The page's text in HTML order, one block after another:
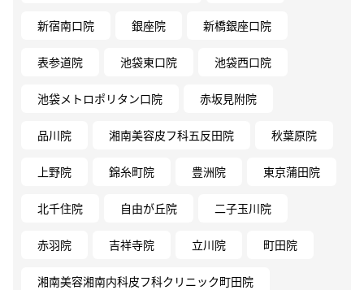
新宿南口院 銀座院 新橋銀座口院
表参道院 池袋東口院 池袋西口院
池袋メトロポリタン口院 赤坂見附院
品川院 湘南美容皮フ科五反田院 秋葉原院
上野院 錦糸町院 豊洲院 東京蒲田院
北千住院 自由が丘院 二子玉川院
赤羽院 吉祥寺院 立川院 町田院
湘南美容湘南内科皮フ科クリニック町田院